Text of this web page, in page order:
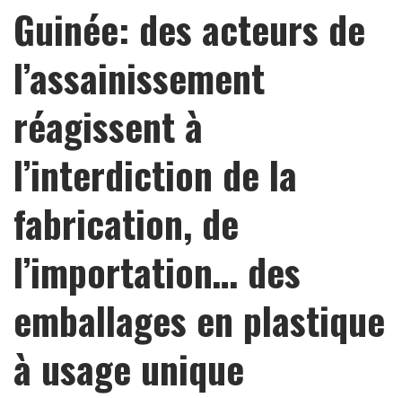
Guinée: des acteurs de
l’assainissement
réagissent à
l’interdiction de la
fabrication, de
l’importation… des
emballages en plastique
à usage unique